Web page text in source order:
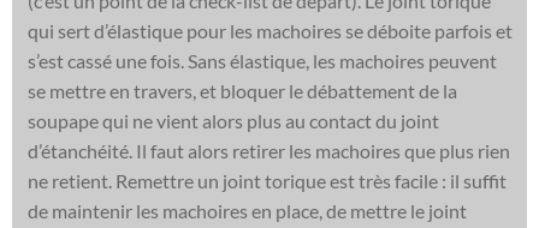
qui sert d’élastique pour les machoires se déboite parfois et
s’est cassé une fois. Sans élastique, les machoires peuvent
se mettre en travers, et bloquer le débattement de la
soupape qui ne vient alors plus au contact du joint
d’étanchéité. Il faut alors retirer les machoires que plus rien
ne retient. Remettre un joint torique est très facile : il suffit
de maintenir les machoires en place, de mettre le joint